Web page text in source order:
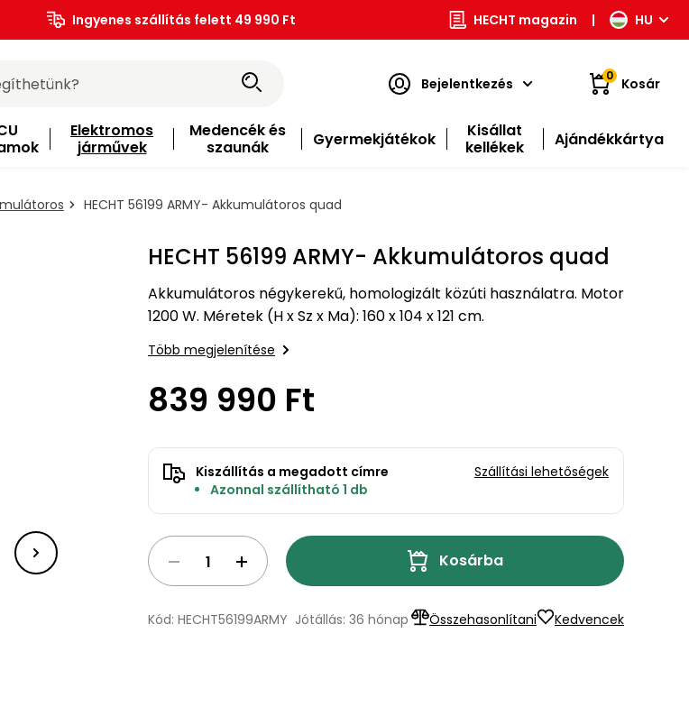
Ingyenes szállítás felett 49 990 Ft HECHT magazin | HU
Bejelentkezés 0 Kosár
Elektromos
járművek
Medencék és
szaunák
Gyermekjátékok
Kisállat
kellékek
Ajándékkártya
HECHT 56199 ARMY- Akkumulátoros quad
HECHT 56199 ARMY- Akkumulátoros quad
Akkumulátoros négykerekű, homologizált közúti használatra. Motor
1200 W. Méretek (H x Sz x Ma): 160 x 104 x 121 cm.
Több megjelenítése
839 990 Ft
Kiszállítás a megadott címre
Azonnal szállítható 1 db
Szállítási lehetőségek
Kosárba
Összehasonlítani Kedvencek
Kód: HECHT56199ARMY Jótállás: 36 hónap